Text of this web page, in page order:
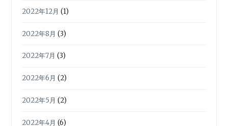
2022年12月 (1)
2022年8月 (3)
2022年7月 (3)
2022年6月 (2)
2022年5月 (2)
2022年4月 (6)